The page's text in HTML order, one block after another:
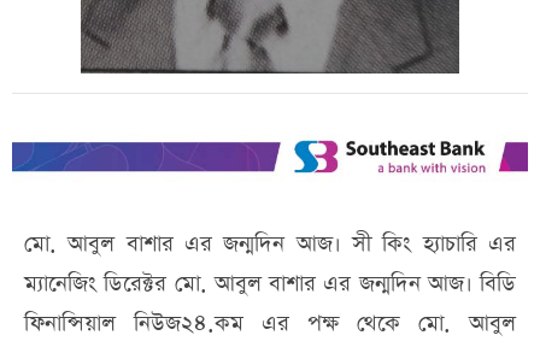
মো. আবুল বাশার এর জন্মদিন আজ। সী কিং হ্যাচারি এর
ম্যানেজিং ডিরেক্টর মো. আবুল বাশার এর জন্মদিন আজ। বিডি
ফিনান্সিয়াল নিউজ২৪.কম এর পক্ষ থেকে মো. আবুল